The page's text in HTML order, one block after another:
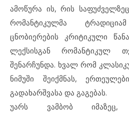
ამოწურა ის, რის
რომანტიკულმა
ცნობიერების კრიტიკული
ლექსისგან რომანტიკულ
შენარჩუნდა. ხვალ რომ
ნიმუში შეიქმნას,
გადახარშვასა და გაგებას.
უარს ვამბობ იმაზეც,